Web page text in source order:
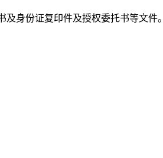
身份证复印件及授权委托书等文件。